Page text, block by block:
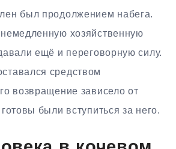
был продолжением набега.
хозяйственную
ещё и переговорную силу.
средством
возвращение зависело от
были вступиться за него.